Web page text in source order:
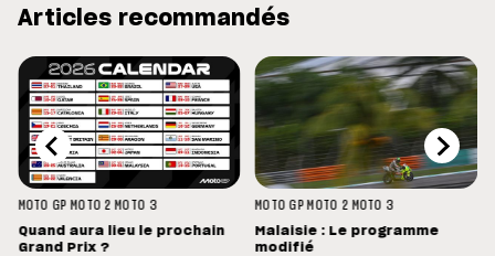
Articles recommandés
MOTO GP MOTO 2 MOTO 3
Quand aura lieu le prochain
Grand Prix ?
MOTO GP MOTO 2 MOTO 3
Malaisie : Le programme
modifié